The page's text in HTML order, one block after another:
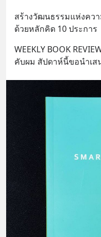
สร้างวัฒนธรรมแห่งคว
ด้วยหลักคิด 10 ประการ
WEEKLY BOOK
คับผม สัปดาห์นี้ขอนำเส